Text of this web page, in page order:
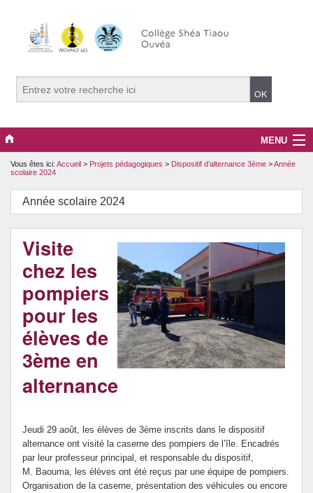
MENU
Le collège
Projets pédagogiques
Santé et prévention
Culture et citoyenneté
CDI
DNB et Orientation
Internat provincial
Vous êtes ici: Accueil > Projets pédagogiques > Dispositif d’alternance 3ème >Année
scolaire 2024
Année scolaire 2024
Visite
chez les
pompiers
pour les
élèves de
3ème en
alternance
Jeudi 29 août, les élèves de 3ème inscrits dans le dispositif
alternance ont visité la caserne des pompiers de l’île. Encadrés
par leur professeur principal, et responsable du dispositif,
M. Baouma, les élèves ont été reçus par une équipe de pompiers.
Organisation de la caserne, présentation des véhicules ou encore